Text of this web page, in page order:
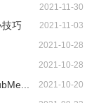
2021-11-30
技巧 2021-11-03
2021-10-28
2021-10-28
2021-10-20